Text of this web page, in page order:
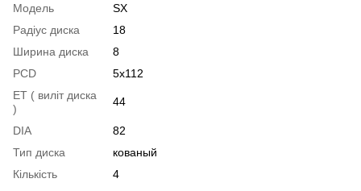
Модель
SX
Радіус диска
18
Ширина диска
8
PCD
5x112
ET ( виліт диска
)
44
DIA
82
Тип диска
кованый
Кількість
4